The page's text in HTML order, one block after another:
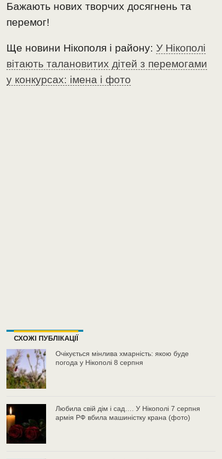
Бажають нових творчих досягнень та
перемог!
Ще новини Нікополя і району:У Нікополі
вітають талановитих дітей з перемогами
у конкурсах: імена і фото
СХОЖІ ПУБЛІКАЦІЇ
Очікується мінлива хмарність: якою буде
погода у Нікополі 8 серпня
Любила свій дім і сад…. У Нікополі 7 серпня
армія РФ вбила машиністку крана (фото)